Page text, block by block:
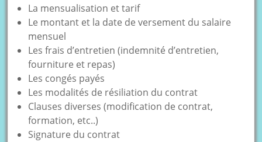
La mensualisation et tarif
Le montant et la date de versement du salaire
mensuel
Les frais d’entretien (indemnité d’entretien,
fourniture et repas)
Les congés payés
Les modalités de résiliation du contrat
Clauses diverses (modification de contrat,
formation, etc..)
Signature du contrat